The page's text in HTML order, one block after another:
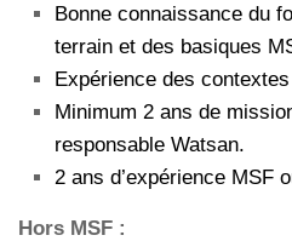
Bonne connaissance du
terrain et des basiques
Expérience des
Minimum 2 ans de
responsable Watsan.
2 ans d’expérience MSF
Hors MSF :